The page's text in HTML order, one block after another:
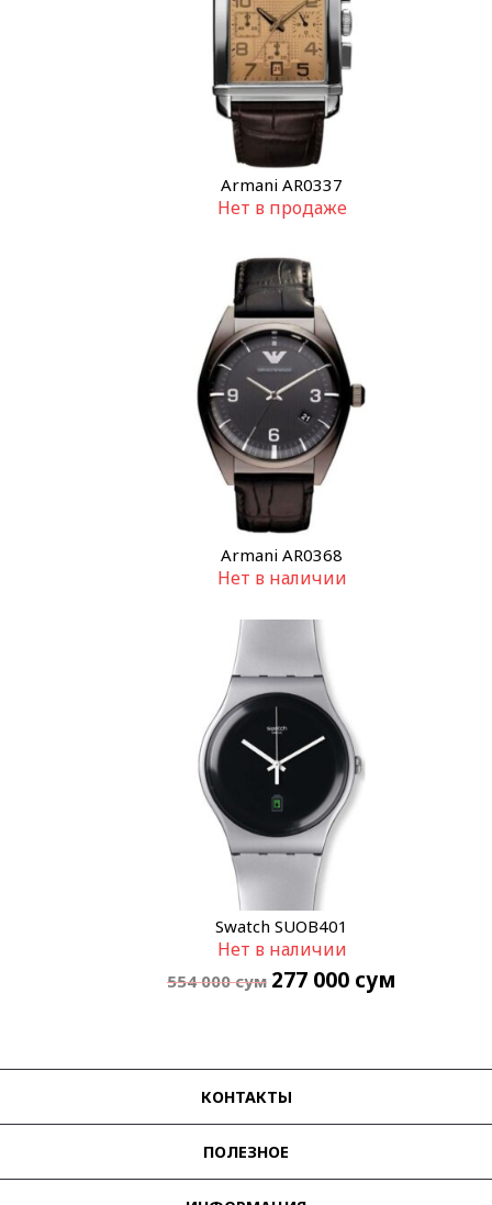
Armani AR0337
Нет в продаже
Armani AR0368
Нет в наличии
Swatch SUOB401
Нет в наличии
554 000сум 277 000 сум
КОНТАКТЫ
ПОЛЕЗНОЕ